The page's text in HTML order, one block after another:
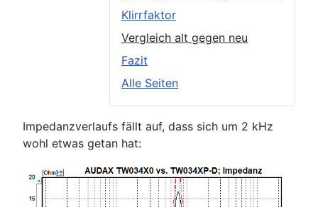
Klirrfaktor
Vergleich alt gegen neu
Fazit
Alle Seiten
Impedanzverlaufs fällt auf, dass sich um 2 kHz
wohl etwas getan hat: